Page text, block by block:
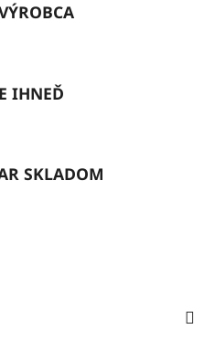
IHNEĎ
SKLADOM